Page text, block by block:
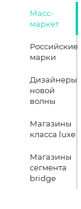
Масс-
маркет
Российские
марки
Дизайнеры
новой
волны
Магазины
класса luxe
Магазины
сегмента
bridge